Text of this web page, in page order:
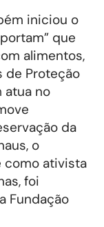
iniciou o
que
alimentos,
de Proteção
atua no
da
o
como ativista
foi
Fundação